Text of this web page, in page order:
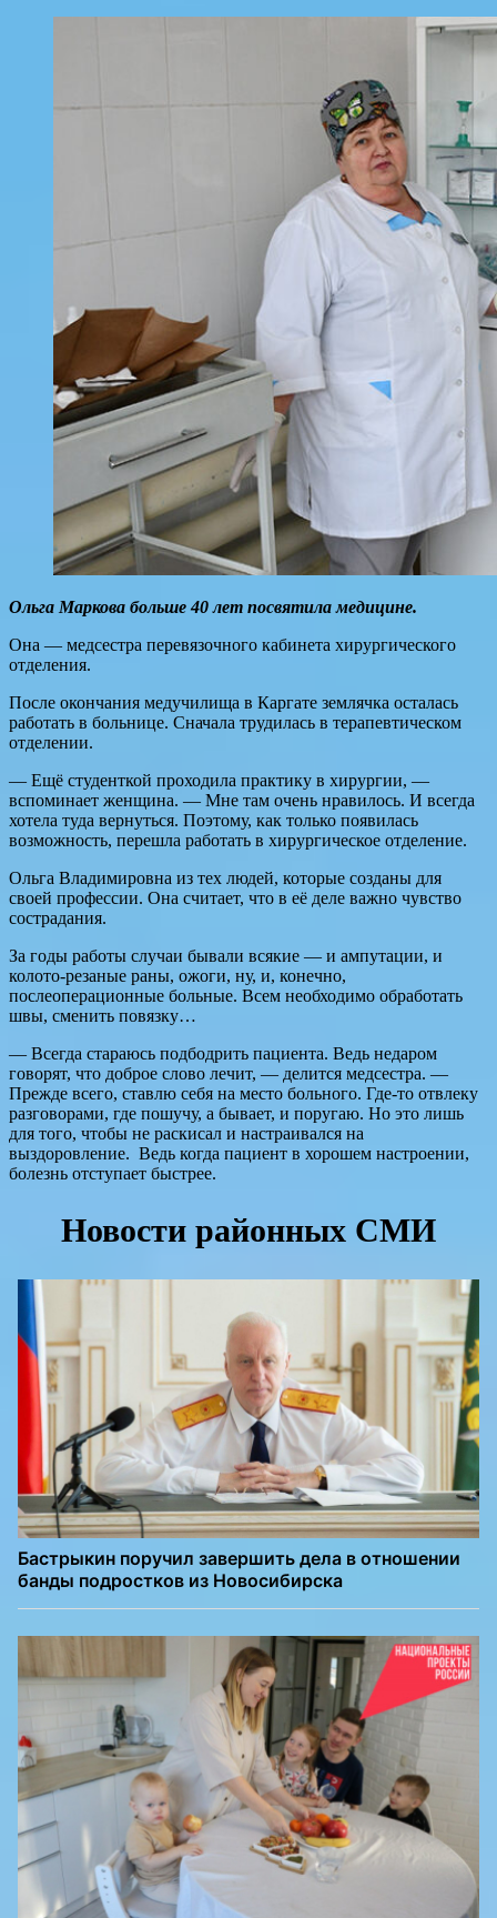
Ольга Маркова больше 40 лет посвятила медицине.
Она — медсестра перевязочного кабинета хирургического
отделения.
После окончания медучилища в Каргате землячка осталась
работать в больнице. Сначала трудилась в терапевтическом
отделении.
— Ещё студенткой проходила практику в хирургии, —
вспоминает женщина. — Мне там очень нравилось. И всегда
хотела туда вернуться. Поэтому, как только появилась
возможность, перешла работать в хирургическое отделение.
Ольга Владимировна из тех людей, которые созданы для
своей профессии. Она считает, что в её деле важно чувство
сострадания.
За годы работы случаи бывали всякие — и ампутации, и
колото-резаные раны, ожоги, ну, и, конечно,
послеоперационные больные. Всем необходимо обработать
швы, сменить повязку…
— Всегда стараюсь подбодрить пациента. Ведь недаром
говорят, что доброе слово лечит, — делится медсестра. —
Прежде всего, ставлю себя на место больного. Где-то отвлеку
разговорами, где пошучу, а бывает, и поругаю. Но это лишь
для того, чтобы не раскисал и настраивался на
выздоровление. Ведь когда пациент в хорошем настроении,
болезнь отступает быстрее.